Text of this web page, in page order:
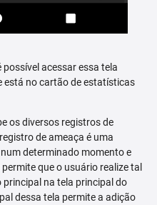
possível acessar essa tela
está no cartão de estatísticas
os diversos registros de
de ameaça é uma
determinado momento e
que o usuário realize tal
na tela principal do
dessa tela permite a adição